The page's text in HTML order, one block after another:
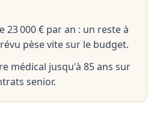
23 000 € par an : un reste à
pèse vite sur le budget.
médical jusqu'à 85 ans sur
senior.